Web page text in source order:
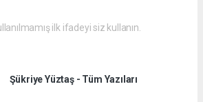
ilk ifadeyi siz kullanın.
Şükriye Yüztaş - Tüm Yazıları